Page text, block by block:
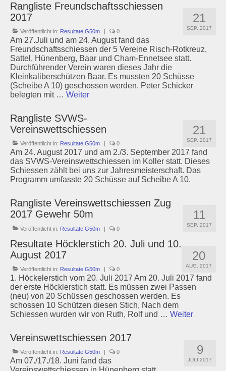
21
SEP. 2017
Rangliste Freundschaftsschiessen
2017
Veröffentlicht in: Resultate G50m 0
Am 27.Juli und am 24. August fand das
Freundschaftsschiessen der 5 Vereine Risch-Rotkreuz,
Sattel, Hünenberg, Baar und Cham-Ennetsee statt.
Durchführender Verein waren dieses Jahr die
Kleinkaliberschützen Baar. Es mussten 20 Schüsse
(Scheibe A 10) geschossen werden. Peter Schicker
belegten mit … Weiter
21
SEP. 2017
Rangliste SVWS-
Vereinswettschiessen
Veröffentlicht in: Resultate G50m 0
Am 24. August 2017 und am 2./3. September 2017 fand
das SVWS-Vereinswettschiessen im Koller statt. Dieses
Schiessen zählt bei uns zur Jahresmeisterschaft. Das
Programm umfasste 20 Schüsse auf Scheibe A 10.
11
SEP. 2017
Rangliste Vereinswettschiessen Zug
2017 Gewehr 50m
Veröffentlicht in: Resultate G50m | 0
20
AUG. 2017
Resultate Höcklerstich 20. Juli und 10.
August 2017
Veröffentlicht in: Resultate G50m | 0
1. Höckelerstich vom 20. Juli 2017 Am 20. Juli 2017 fand
der erste Höcklerstich statt. Es müssen zwei Passen
(neu) von 20 Schüssen geschossen werden. Es
schossen 10 Schützen diesen Stich, Nach dem
Schiessen wurden wir von Ruth, Rolf und … Weiter
9
JULI 2017
Vereinswettschiessen 2017
Veröffentlicht in: Resultate G50m | 0
Am 07./17./18. Juni fand das